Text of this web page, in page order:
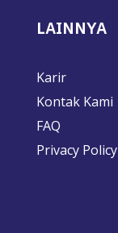
LAINNYA
Karir
Kontak Kami
FAQ
Privacy Policy